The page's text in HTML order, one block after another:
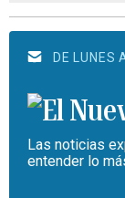
DE LUNES
Las noticias
entender lo